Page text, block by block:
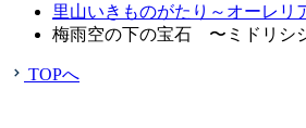
里山いきものがたり～オーレリ
梅雨空の下の宝石 〜ミドリシ
TOPへ